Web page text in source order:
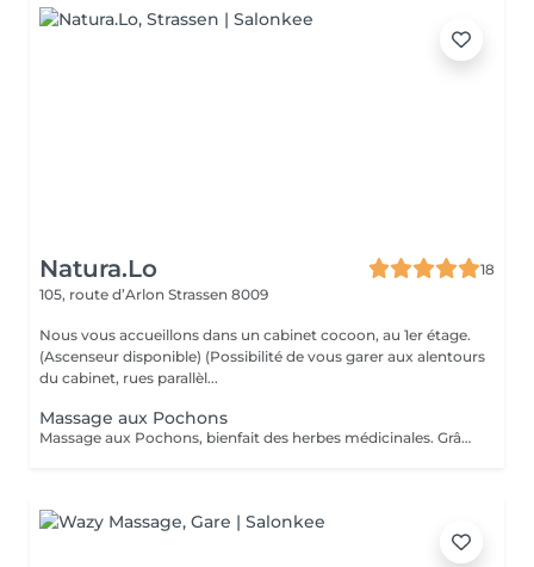
Natura.Lo
18
105, route d’Arlon Strassen 8009
Nous vous accueillons dans un cabinet cocoon, au 1er étage.
(Ascenseur disponible) (Possibilité de vous garer aux alentours
du cabinet, rues parallèl...
Massage aux Pochons
Massage aux Pochons, bienfait des herbes médicinales. Grâce aux pochons de plantes aromatiques et chaudes, on obtient une profonde relaxation des muscles, une bonne circulation, exfoliant et l'annulation des blocages musculaires. Attention: ce massage ne convient pas aux femmes enceintes, aux personnes hémophiles, aux personnes ayant des problèmes cardiaques. (Si vous le souhaitez après le soin, vous repartirez avec vos pochons, soit pour un prochain massage soit à utiliser dans un bain et continuer à profiter des bienfaits des herbes, ou encore comme exfoliant sous la douche. 10€/pochons seront facturés en supplément)